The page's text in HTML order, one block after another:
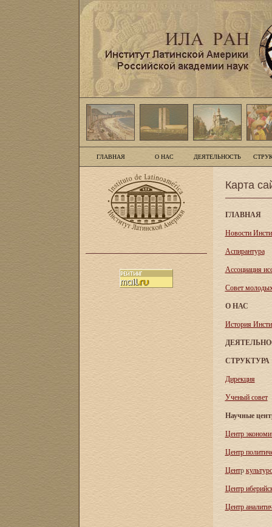
ГЛАВНАЯ О НАС ДЕЯТЕЛЬНОСТЬ
Карта
ГЛАВНАЯ
Новости
Аспирантура
Асcоциация
Совет
О НАС
История
СТРУКТУРА
Дирекция
Ученый совет
Научные
Центр
Центр
Центр
Центр
Центр